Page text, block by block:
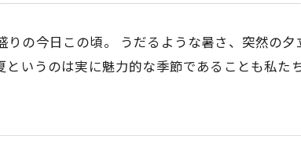
りの今日この頃。 うだるような暑さ、突然の夕
というのは実に魅力的な季節であることも私た